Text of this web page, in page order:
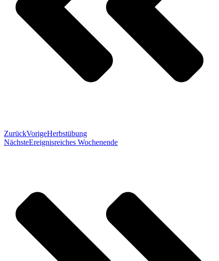
ZurückVorigeHerbstübung
NächsteEreignisreiches Wochenende